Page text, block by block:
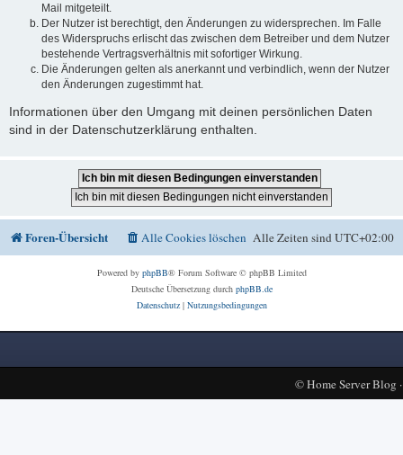
Mail mitgeteilt.
Der Nutzer ist berechtigt, den Änderungen zu widersprechen. Im Falle
des Widerspruchs erlischt das zwischen dem Betreiber und dem Nutzer
bestehende Vertragsverhältnis mit sofortiger Wirkung.
Die Änderungen gelten als anerkannt und verbindlich, wenn der Nutzer
den Änderungen zugestimmt hat.
Informationen über den Umgang mit deinen persönlichen Daten
sind in der Datenschutzerklärung enthalten.
Foren-Übersicht Alle Zeiten sindUTC+02:00
Alle Cookies löschen
Powered by phpBB® Forum Software © phpBB Limited
Deutsche Übersetzung durch phpBB.de
Datenschutz| Nutzungsbedingungen
©Home Server Blog